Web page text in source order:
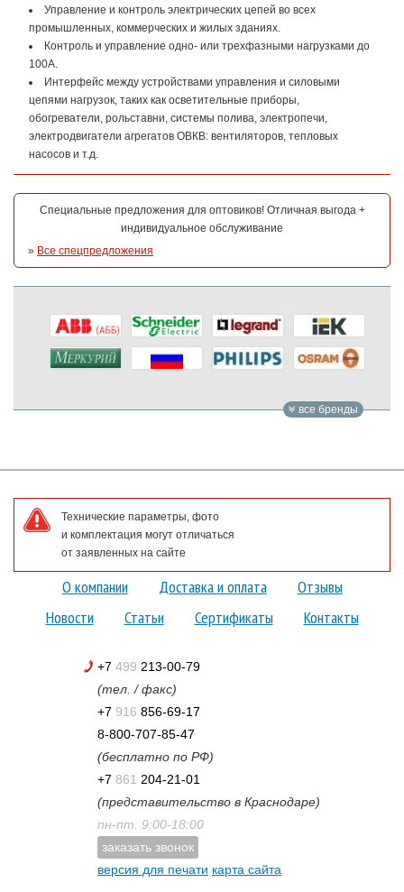
Управление и контроль электрических цепей во всех
промышленных, коммерческих и жилых зданиях.
Контроль и управление одно- или трехфазными нагрузками до
100А.
Интерфейс между устройствами управления и силовыми
цепями нагрузок, таких как осветительные приборы,
обогреватели, рольставни, системы полива, электропечи,
электродвигатели агрегатов ОВКВ: вентиляторов, тепловых
насосов и т.д.
Специальные предложения для оптовиков! Отличная выгода +
индивидуальное обслуживание
» Все спецпредложения
все бренды
Технические параметры, фото
и комплектация могут отличаться
от заявленных на сайте
О компании Доставка и оплата
Отзывы
Новости
Статьи Сертификаты Контакты
+7 499 213-00-79
(тел. / факс)
+7 916 856-69-17
8-800-707-85-47
(бесплатно по РФ)
+7 861 204-21-01
(представительство в Краснодаре)
пн-пт. 9:00-18:00
заказать звонок
версия для печати карта сайта